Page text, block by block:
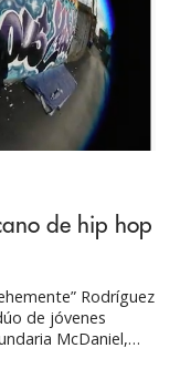
de hip hop
Rodríguez
de jóvenes
McDaniel,
forma poética la